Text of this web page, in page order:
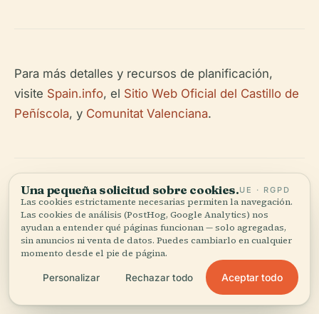
Para más detalles y recursos de planificación,
visite Spain.info, el Sitio Web Oficial del Castillo de
Peñíscola, y Comunitat Valenciana.
Escucha la historia completa en la app
Una pequeña solicitud sobre cookies.UE · RGPD
Las cookies estrictamente necesarias permiten la navegación.
Las cookies de análisis (PostHog, Google Analytics) nos
ayudan a entender qué páginas funcionan — solo agregadas,
sin anuncios ni venta de datos. Puedes cambiarlo en cualquier
momento desde el pie de página.
Personalizar Rechazar todo Aceptar todo